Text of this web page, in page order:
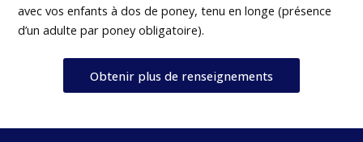
avec vos enfants à dos de poney, tenu en longe (présence
d’un adulte par poney obligatoire).
Obtenir plus de renseignements